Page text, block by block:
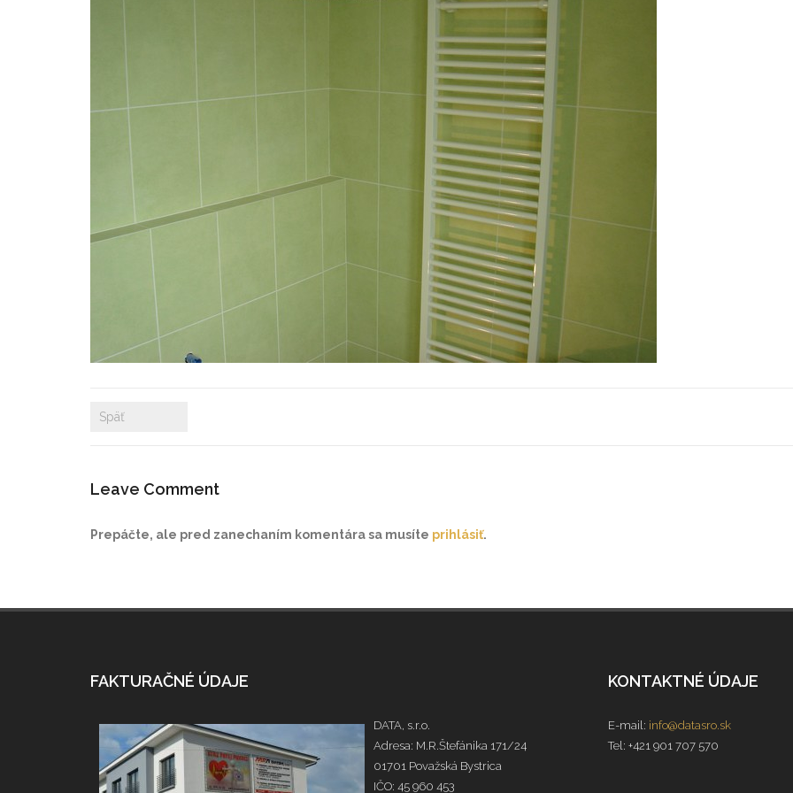
Späť
Leave Comment
Prepáčte, ale pred zanechaním komentára sa musíte prihlásiť.
FAKTURAČNÉ ÚDAJE
DATA, s.r.o.
Adresa: M.R.Štefánika 171/24
01701 Považská Bystrica
IČO: 45 960 453
KONTAKTNÉ ÚDAJE
E-mail: info@datasro.sk
Tel: +421 901 707 570